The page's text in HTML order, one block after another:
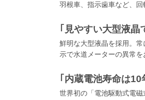
羽根車、指示歯車など、
｢見やすい大型液晶
鮮明な大型液晶を採用。
示で水道メーターの異常を
｢内蔵電池寿命は
世界初の「電池駆動式電